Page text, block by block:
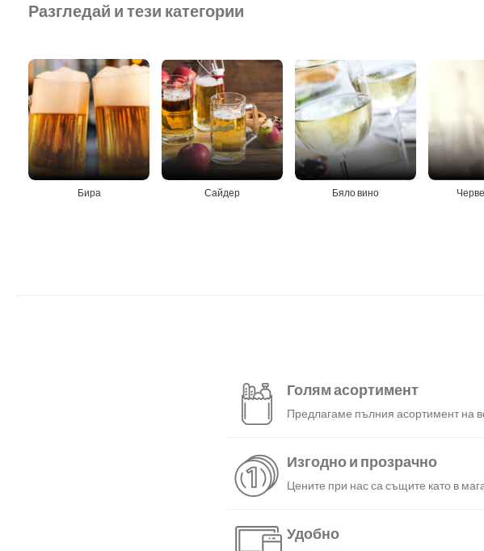
Разгледай и тези категории
Бира Сайдер Бяло вино
Голям асортимент
Предлагаме пълния асортимент на
Изгодно и прозрачно
Цените при нас са същите като в
Удобно